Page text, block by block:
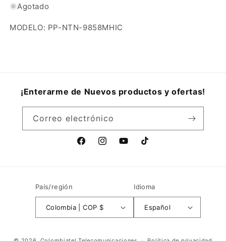
Agotado
MODELO: PP-NTN-9858MHIC
¡Enterarme de Nuevos productos y ofertas!
Correo electrónico
FacebookInstagramYouTubeTikTok
País/región
Colombia | COP $
Idioma
Español